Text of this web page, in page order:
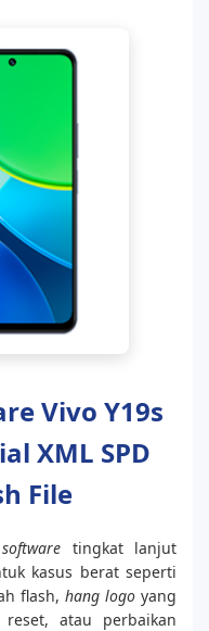
Vivo Y19s
XML SPD
File
software tingkat lanjut
kasus berat seperti
flash, hang logoyang
atau perbaikan